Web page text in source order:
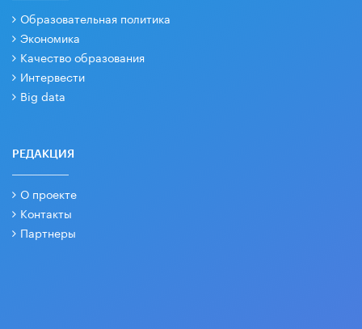
Образовательная политика
Экономика
Качество образования
Интервести
Big data
РЕДАКЦИЯ
О проекте
Контакты
Партнеры